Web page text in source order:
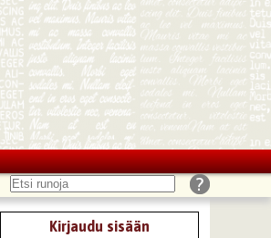
Kirjaudu sisään